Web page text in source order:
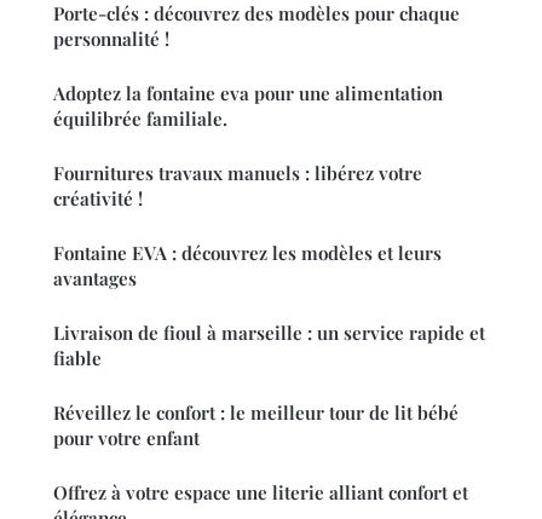
Porte-clés : découvrez des modèles pour chaque
personnalité !
Adoptez la fontaine eva pour une alimentation
équilibrée familiale.
Fournitures travaux manuels : libérez votre
créativité !
Fontaine EVA : découvrez les modèles et leurs
avantages
Livraison de fioul à marseille : un service rapide et
fiable
Réveillez le confort : le meilleur tour de lit bébé
pour votre enfant
Offrez à votre espace une literie alliant confort et